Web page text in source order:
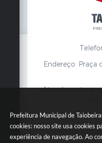
Prefeitura Municipal de
cookies: nosso site usa cookies
experiência de navegação. Ao
Endereço: Praça
Atendimento
CNPJ:
Prefeitura